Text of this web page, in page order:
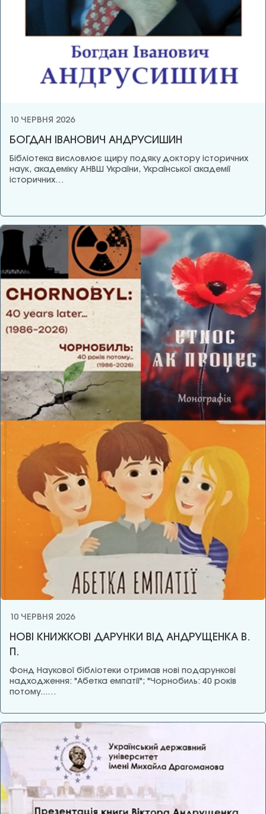
10 ЧЕРВНЯ 2026
БОГДАН ІВАНОВИЧ АНДРУСИШИН
Бібліотека висловлює щиру подяку доктору історичних
наук, академіку АНВШ України, Української академії
історичних…
10 ЧЕРВНЯ 2026
НОВІ КНИЖКОВІ ДАРУНКИ ВІД АНДРУЩЕНКА В.
П.
Фонд Наукової бібліотеки отримав нові подарункові
надходження: "Абетка емпатії"; "Чорнобиль: 40 років
потому...…